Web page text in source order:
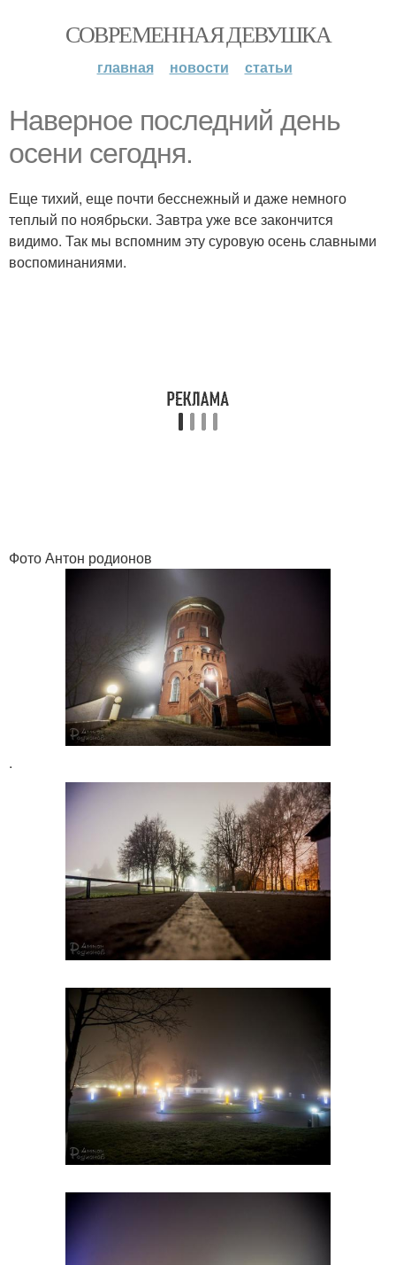
СОВРЕМЕННАЯ ДЕВУШКА
главная новости статьи
Наверное последний день
осени сегодня.
Еще тихий, еще почти бесснежный и даже немного
теплый по ноябрьски. Завтра уже все закончится
видимо. Так мы вспомним эту суровую осень славными
воспоминаниями.
Фото Антон родионов
.